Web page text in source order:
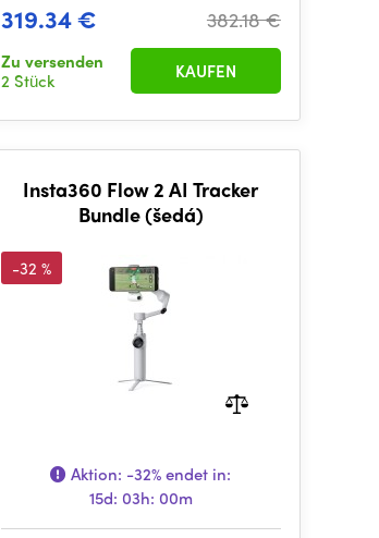
319.34 € 382.18 €
Zu versenden
2 Stück
KAUFEN
Insta360 Flow 2 AI Tracker
Bundle (šedá)
-32 %
Aktion: -32%endet in:
15d: 03h: 00m